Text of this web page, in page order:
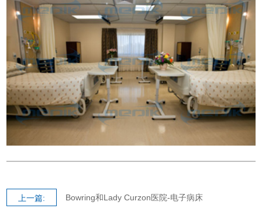
上一篇: Bowring和Lady Curzon医院-电子病床